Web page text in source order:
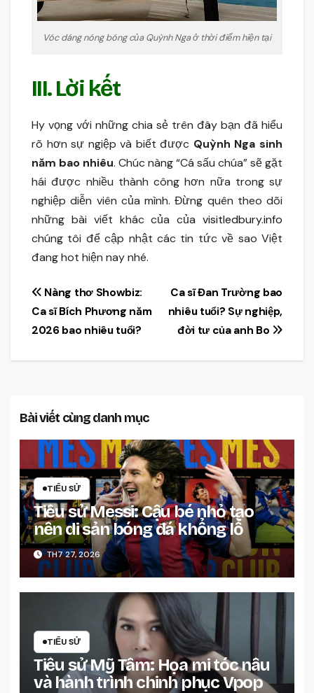
Vóc dáng nóng bóng của Quỳnh Nga ở thời điểm hiện tại
III. Lời kết
Hy vọng với những chia sẻ trên đây bạn đã hiểu
rõ hơn sự ngiệp và biết được Quỳnh Nga sinh
năm bao nhiêu. Chúc nàng “Cá sấu chúa” sẽ gặt
hái được nhiều thành công hơn nữa trong sự
nghiệp diễn viên của mình. Đừng quên theo dõi
những bài viết khác của của visitledbury.info
chúng tôi để cập nhật các tin tức về sao Việt
đang hot hiện nay nhé.
Điều
hướng
bài
Ca sĩ Đan Trường bao
nhiêu tuổi? Sự nghiệp,
đời tư của anh Bo
Nàng thơ Showbiz:
Ca sĩ Bích Phương năm
2026 bao nhiêu tuổi?
Bài viết cùng danh mục
TIỂU SỬ
Tiểu sử Messi: Cậu bé nhỏ tạo
nên di sản bóng đá khổng lồ
TH7 27, 2026
TIỂU SỬ
Tiểu sử Mỹ Tâm: Họa mi tóc nâu
và hành trình chinh phục Vpop